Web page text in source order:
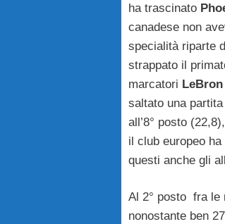
ha trascinato
canadese non
specialità riparte
strappato il
marcatori
saltato una
all’8° posto
il club europeo
questi anche gli
Al 2° posto fra le
nonostante ben